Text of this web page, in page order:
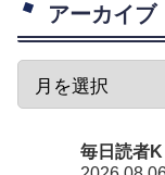
アーカイブ
毎日読者K